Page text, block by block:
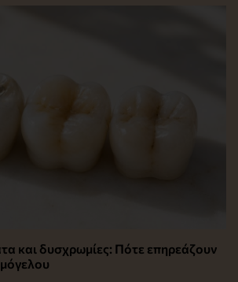
και δυσχρωμίες: Πότε επηρεάζουν